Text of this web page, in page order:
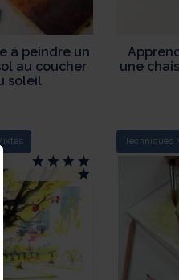
à peindre un
au coucher
soleil
une
Techniques